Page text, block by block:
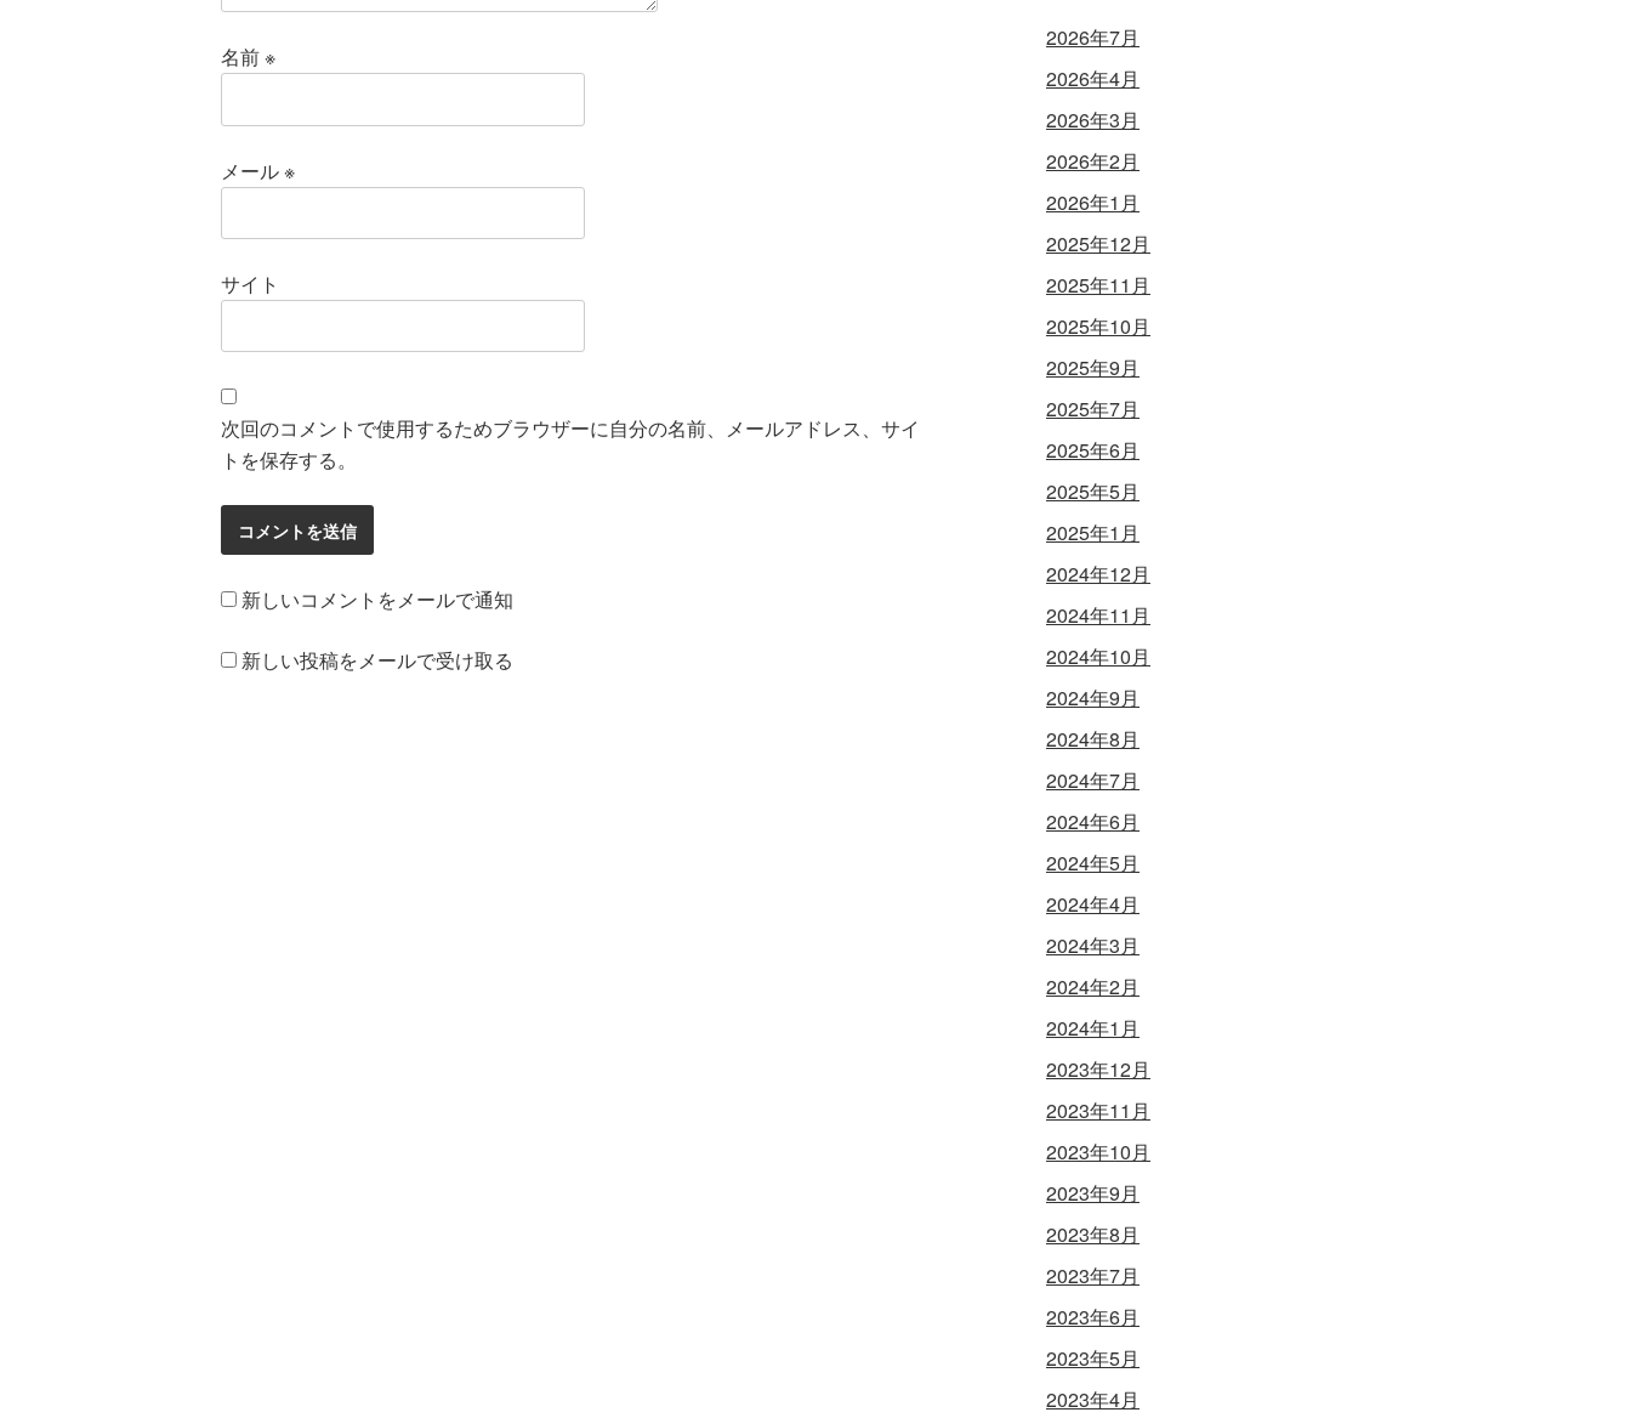
名前※
メール※
サイト
次回のコメントで使用するためブラウザーに自分の名前、メールアドレス、サイ
トを保存する。
新しいコメントをメールで通知
新しい投稿をメールで受け取る
2026年7月
2026年4月
2026年3月
2026年2月
2026年1月
2025年12月
2025年11月
2025年10月
2025年9月
2025年7月
2025年6月
2025年5月
2025年1月
2024年12月
2024年11月
2024年10月
2024年9月
2024年8月
2024年7月
2024年6月
2024年5月
2024年4月
2024年3月
2024年2月
2024年1月
2023年12月
2023年11月
2023年10月
2023年9月
2023年8月
2023年7月
2023年6月
2023年5月
2023年4月